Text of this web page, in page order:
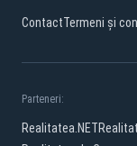
ContactTermeni și
Parteneri:
Realitatea.NET